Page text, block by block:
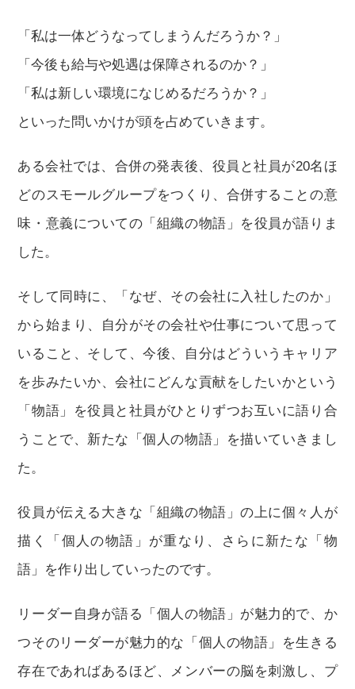
「私は一体どうなってしまうんだろうか？」
「今後も給与や処遇は保障されるのか？」
「私は新しい環境になじめるだろうか？」
といった問いかけが頭を占めていきます。
ある会社では、合併の発表後、役員と社員が20名ほ
どのスモールグループをつくり、合併することの意
味・意義についての「組織の物語」を役員が語りま
した。
そして同時に、「なぜ、その会社に入社したのか」
から始まり、自分がその会社や仕事について思って
いること、そして、今後、自分はどういうキャリア
を歩みたいか、会社にどんな貢献をしたいかという
「物語」を役員と社員がひとりずつお互いに語り合
うことで、新たな「個人の物語」を描いていきまし
た。
役員が伝える大きな「組織の物語」の上に個々人が
描く「個人の物語」が重なり、さらに新たな「物
語」を作り出していったのです。
リーダー自身が語る「個人の物語」が魅力的で、か
つそのリーダーが魅力的な「個人の物語」を生きる
存在であればあるほど、メンバーの脳を刺激し、プ